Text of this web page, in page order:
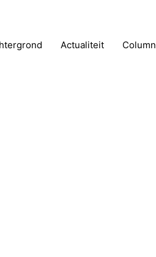
Actualiteit Column